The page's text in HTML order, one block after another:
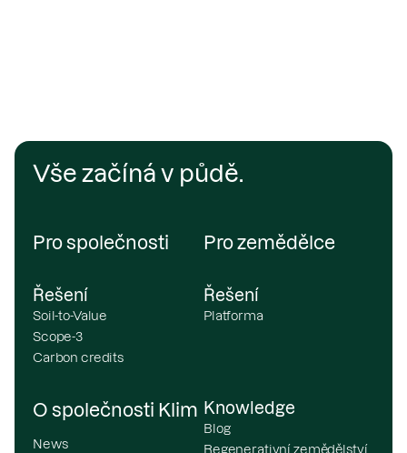
Vše začíná v půdě.
Pro společnosti
Řešení
Soil-to-Value
Scope-3
Carbon credits
Pro zemědělce
Řešení
Platforma
O společnosti Klim
News
Knowledge
Blog
Regenerativní zemědělství